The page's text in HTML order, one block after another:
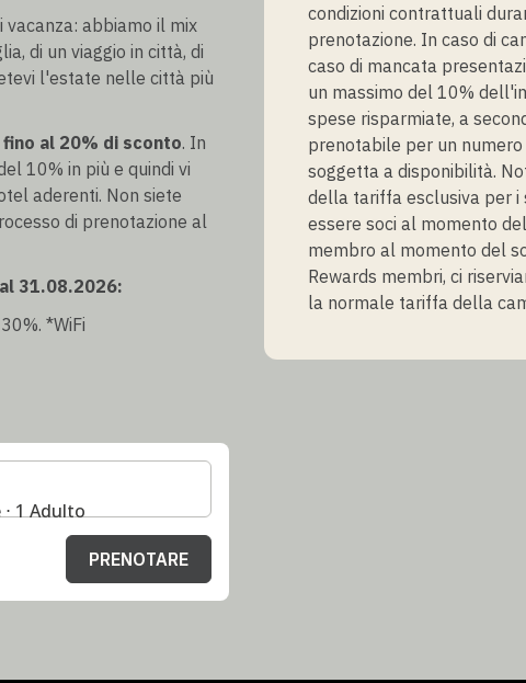
abbiamo il mix
di un viaggio in città, di
l'estate nelle città più
fino al 20% di sconto. In
10% in più e quindi vi
aderenti. Non siete
di prenotazione al
31.08.2026:
*WiFi
1 Adulto
PRENOTARE
condizioni contrattuali
prenotazione. In caso di
caso di mancata
un massimo del 10%
spese risparmiate, a
prenotabile per un
soggetta a disponibilità.
della tariffa esclusiva per i
essere soci al momento
membro al momento del
Rewards membri, ci
la normale tariffa della